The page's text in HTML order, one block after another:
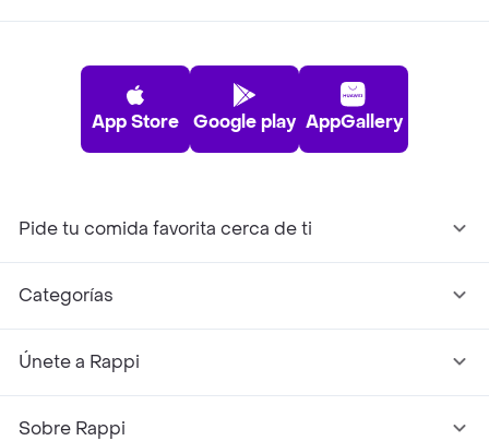
App Store Google play AppGallery
Pide tu comida favorita cerca de ti
Categorías
Únete a Rappi
Sobre Rappi